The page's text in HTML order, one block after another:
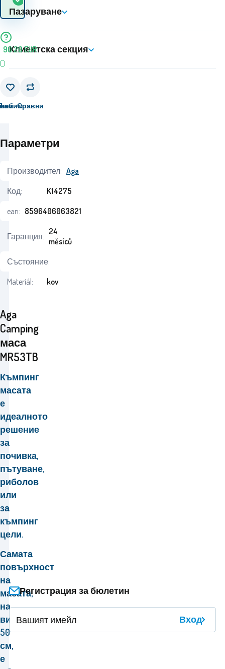
90.20EUR
Сравни
Aga
Camping
маса
MR53TB
Къмпинг
масата
е
идеалното
решение
за
почивка,
пътуване,
риболов
или
за
къмпинг
цели.
Самата
повърхност
на
масата,
на
височина
50
см,
е
Параметри
Производител: Aga
Код:
K14275
ean: 8596406063821
Гаранция: 24
měsíců
Състояние:
Materiál:
kov
Пазаруване
Клиентска секция
Регистрация за бюлетин
Вход